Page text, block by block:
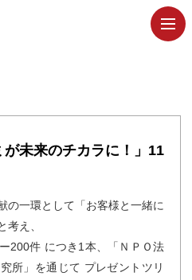
未来のチカラに！」11
の一環として「お客様と一緒に
考え、
200件 につき1本、「ＮＰＯ法
所」を通じて プレゼントツリ